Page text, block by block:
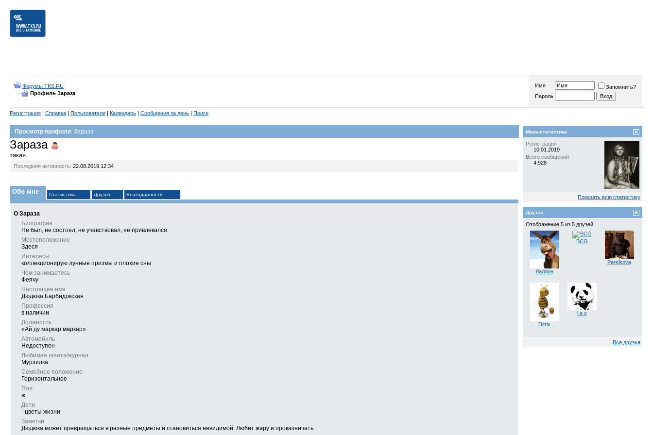
Форумы TKS.RU
Профиль Зараза
Имя
Запомнить?
Пароль
Регистрация | Справка | Пользователи | Календарь | Сообщения за день | Поиск
Просмотр профиля: Зараза
Зараза
такая
Последняя активность: 22.08.2019 12:34
Обо мне Статистика Друзья Благодарности
О Зараза
Биография
Не был, не состоял, не учавствовал, не привлекался
Местоположение
Здеся
Интересы
коллекционирую лунные призмы и плохие сны
Чем занимаетесь
Феячу
Настоящее имя
Дюдюка Барбидокская
Профессия
в наличии
Должность
«Ай ду маркар маркар».
Автомобиль
Недоступен
Любимая газета/журнал
Мурзилка
Семейное положение
Горизонтальное
Пол
ж
Дети
- цветы жизни
Заметки
Дюдюка может превращаться в разные предметы и становиться невидимой. Любит жару и проказничать.
Мини-статистика
Регистрация
10.01.2019
Всего сообщений
4,928
Показать всю статистику
Друзья
Отображение 5 из 5 друзей
баллон
BCG
Persikova
Ditrix
l e x
Все друзья